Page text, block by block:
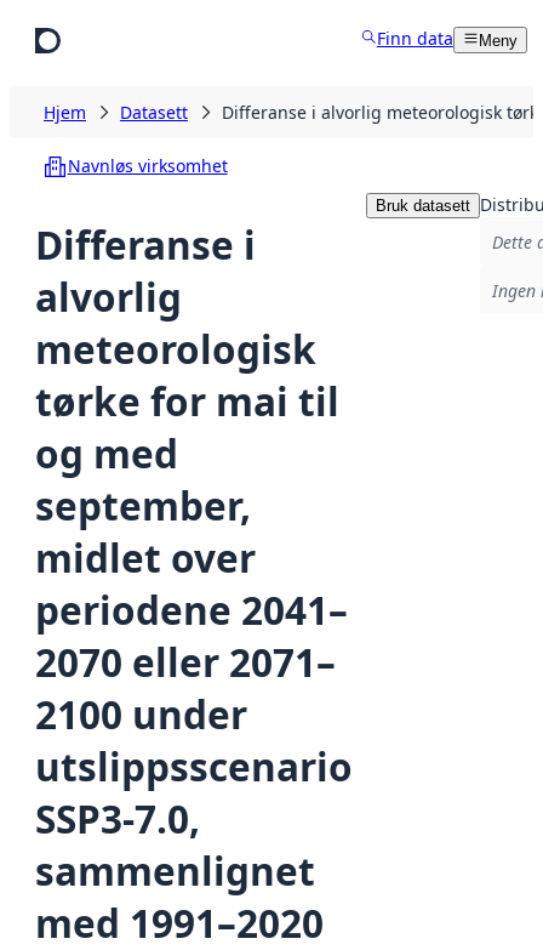
Finn data Meny
Hjem Datasett Differanse i alvorlig meteorologisk
Navnløs virksomhet
Differanse i
alvorlig
meteorologisk
tørke for mai til
og med
september,
midlet over
periodene 2041–
2070 eller 2071–
2100 under
utslippsscenario
SSP3-7.0,
sammenlignet
med 1991–2020
Bruk datasett
Dette
Ingen